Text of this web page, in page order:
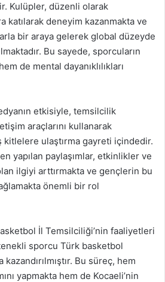
Kulüpler, düzenli olarak
katılarak deneyim kazanmakta ve
bir araya gelerek global düzeyde
Bu sayede, sporcuların
de mental dayanıklılıkları
etkisiyle, temsilcilik
araçlarını kullanarak
kitlelere ulaştırma gayreti içindedir.
yapılan paylaşımlar, etkinlikler ve
ilgiyi arttırmakta ve gençlerin bu
önemli bir rol
İl Temsilciliği’nin faaliyetleri
sporcu Türk basketbol
Bu süreç, hem
yapmakta hem de Kocaeli’nin